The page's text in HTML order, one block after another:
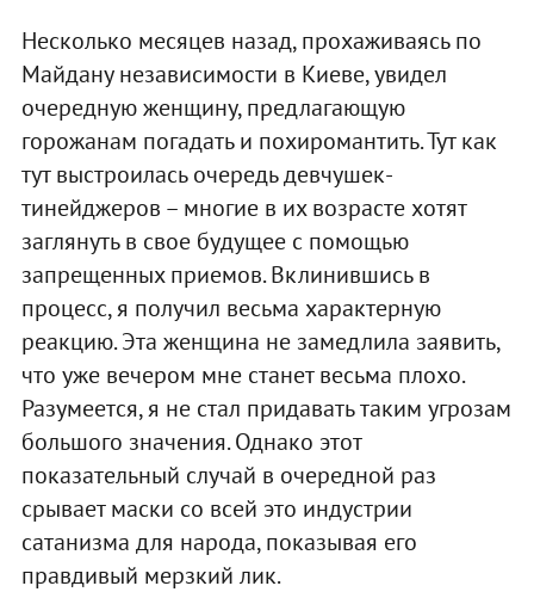
Несколько месяцев назад, прохаживаясь по
Майдану независимости в Киеве, увидел
очередную женщину, предлагающую
горожанам погадать и похиромантить. Тут как
тут выстроилась очередь девчушек-
тинейджеров – многие в их возрасте хотят
заглянуть в свое будущее с помощью
запрещенных приемов. Вклинившись в
процесс, я получил весьма характерную
реакцию. Эта женщина не замедлила заявить,
что уже вечером мне станет весьма плохо.
Разумеется, я не стал придавать таким угрозам
большого значения. Однако этот
показательный случай в очередной раз
срывает маски со всей это индустрии
сатанизма для народа, показывая его
правдивый мерзкий лик.